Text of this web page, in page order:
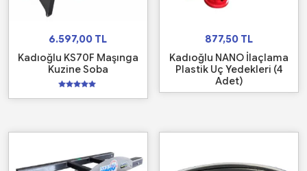
6.597,00 TL
Kadıoğlu KS70F Maşınga
Kuzine Soba
üzerinden
877,50 TL
Kadıoğlu NANO İlaçlama
Plastik Uç Yedekleri (4
Adet)